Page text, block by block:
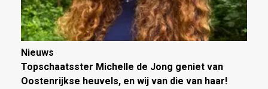
Nieuws
Topschaatsster Michelle de Jong geniet van
Oostenrijkse heuvels, en wij van die van haar!